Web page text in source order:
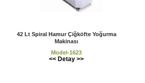
42 Lt Spiral Hamur Çiğköfte Yoğurma
Makinası
Model-1623
<< Detay >>